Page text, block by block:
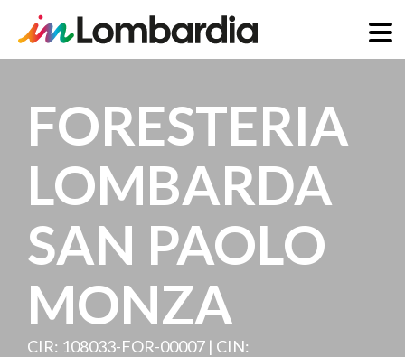
contenuto
principale
FORESTERIA
LOMBARDA
SAN PAOLO
MONZA
CIR: 108033-FOR-00007 | CIN: